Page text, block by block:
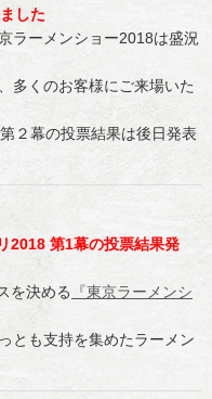
した
ラーメンショー2018は盛況
多くのお客様にご来場いた
２幕の投票結果は後日発表
2018 第1幕の投票結果発
を決める
『東京ラーメンシ
とも支持を集めたラーメン